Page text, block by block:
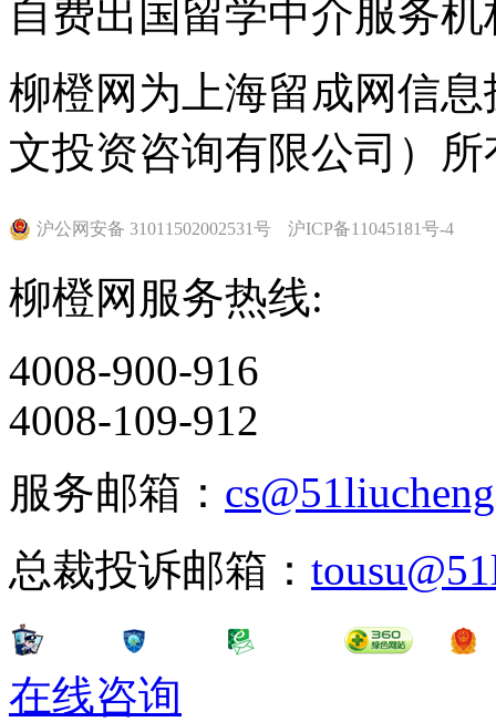
自费出国留学中介服务
柳橙网为上海留成网信
文投资咨询有限公司）所
沪公网安备 31011502002531号 沪ICP备11045181号-4
柳橙网服务热线:
4008-900-916
4008-109-912
服务邮箱：
总裁投诉邮箱：
在线咨询